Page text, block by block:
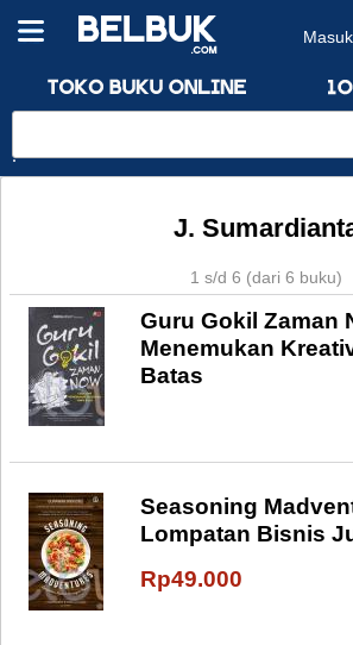
J.
1 s/d 6 (dari 6 buku)
Guru Gokil Zaman
Menemukan
Batas
Seasoning
Lompatan Bisnis
Rp49.000